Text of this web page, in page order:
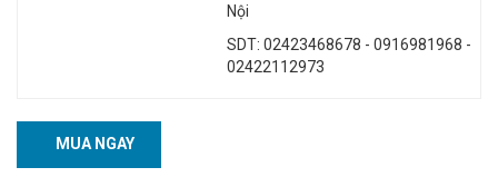
Nội
SDT: 02423468678 - 0916981968 -
02422112973
MUA NGAY